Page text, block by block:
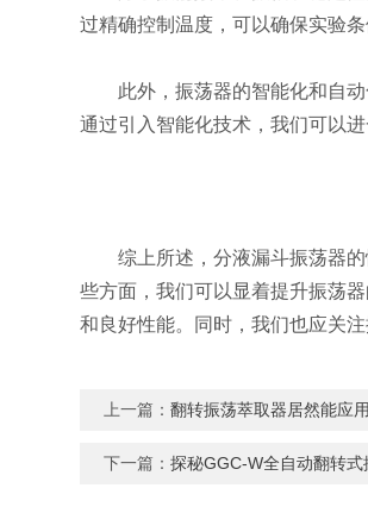
过精确控制温度，可以确保实验
此外，振荡器的智能化和自动
通过引入智能化技术，我们可以
综上所述，分液漏斗振荡器的
些方面，我们可以显着提升振荡
和良好性能。同时，我们也应关
上一篇：翻转振荡萃取器居然能应
下一篇：探秘GGC-W全自动翻转